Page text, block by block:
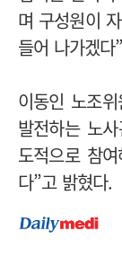
며 구성원이
들어 나가겠다
이동인 노조
발전하는 노
도적으로 참
다”고 밝혔다.